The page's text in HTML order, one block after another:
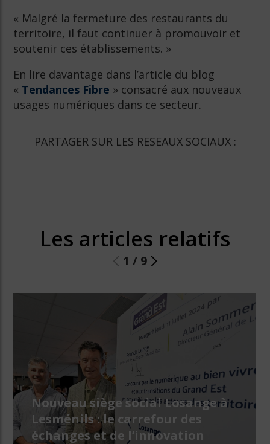
« Malgré la fermeture des restaurants du
territoire, il faut continuer à promouvoir et
soutenir ces établissements. »
En lire davantage dans l’article du blog
« Tendances Fibre » consacré aux nouveaux
usages numériques dans ce secteur.
PARTAGER SUR LES RESEAUX SOCIAUX :
Les articles relatifs
1 / 9
Nouveau siège social Losange à
Lesménils : le carrefour des
échanges et de l’innovation